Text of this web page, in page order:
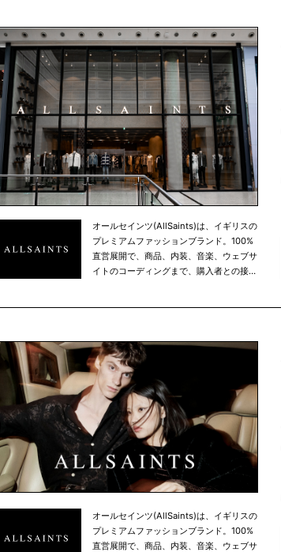
オールセインツ(AllSaints)は、イギリスの
プレミアムファッションブランド。100%
直営展開で、商品、内装、音楽、ウェブサ
イトのコーディングまで、購入者との接点
オールセインツ(AllSaints)は、イギリスの
プレミアムファッションブランド。100%
直営展開で、商品、内装、音楽、ウェブサ